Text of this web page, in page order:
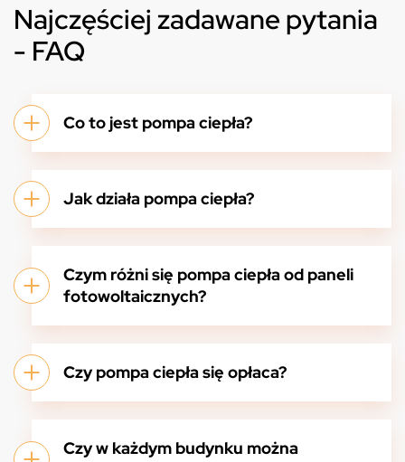
Najczęściej zadawane pytania
- FAQ
Co to jest pompa ciepła?
Jak działa pompa ciepła?
Czym różni się pompa ciepła od paneli
fotowoltaicznych?
Czy pompa ciepła się opłaca?
Czy w każdym budynku można